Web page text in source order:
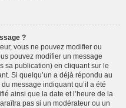
?
vous ne pouvez modifier ou
pouvez modifier un message
sa publication) en cliquant sur le
Si quelqu’un a déjà répondu au
message indiquant qu’il a été
ainsi que la date et l’heure de la
pas si un modérateur ou un